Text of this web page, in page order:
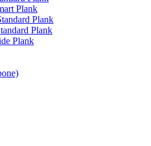
Plank
Plank
Plank
Plank